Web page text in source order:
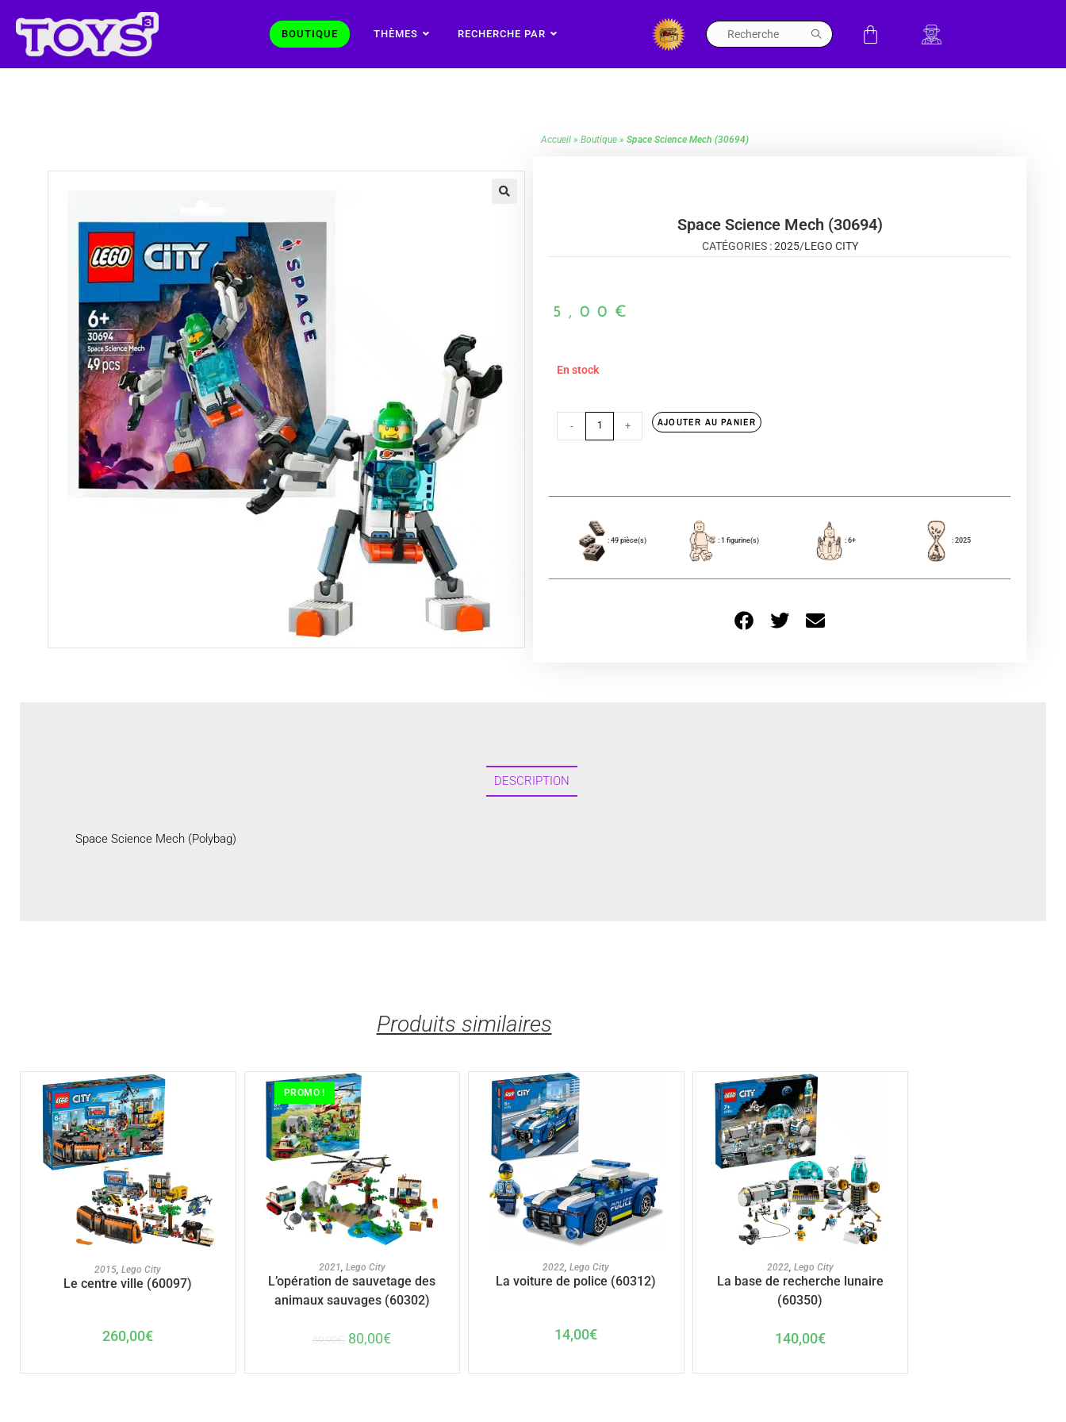
BOUTIQUE THÈMES RECHERCHE PAR
Accueil » Boutique » Space Science Mech (30694)
Space Science Mech (30694)
CATÉGORIES :2025/LEGO CITY
5,00 €
En stock
- + AJOUTER AU PANIER
: 49 pièce(s) : 1 figurine(s) : 6+ : 2025
DESCRIPTION
Space Science Mech (Polybag)
Produits similaires
AJOUTER AU PANIER
2015 ,Lego City
Le centre ville (60097)
260,00€
PROMO !
AJOUTER AU PANIER
2021, Lego City
L’opération de sauvetage des
animaux sauvages (60302)
89,99€ 80,00€
AJOUTER AU PANIER
2022,Lego City
La voiture de police (60312)
14,00€
AJOUTER AU PANIER
2022, Lego City
La base de recherche lunaire
(60350)
140,00€